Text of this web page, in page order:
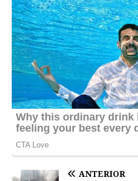
ANTERIOR